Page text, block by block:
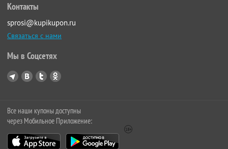
Контакты
sprosi@kupikupon.ru
Связаться с нами
Мы в Соцсетях
Все наши купоны доступны
через Мобильное Приложение: